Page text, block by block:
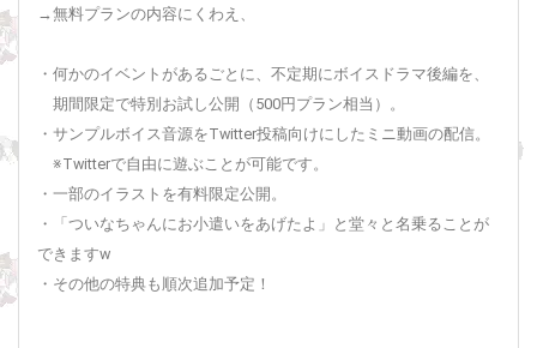
→無料プランの内容にくわえ、
・何かのイベントがあるごとに、不定期にボイスドラマ後編を、
期間限定で特別お試し公開（500円プラン相当）。
・サンプルボイス音源をTwitter投稿向けにしたミニ動画の配信。
※Twitterで自由に遊ぶことが可能です。
・一部のイラストを有料限定公開。
・「ついなちゃんにお小遣いをあげたよ」と堂々と名乗ることが
できますw
・その他の特典も順次追加予定！